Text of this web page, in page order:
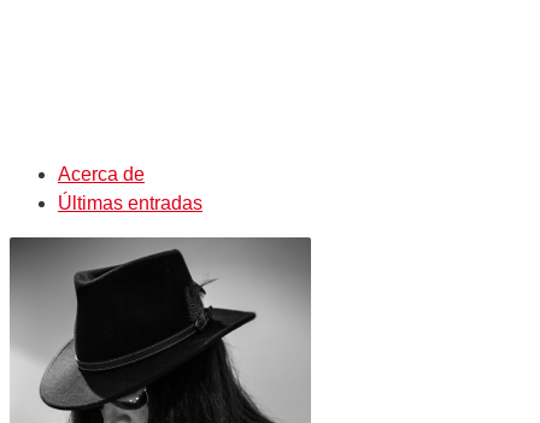
Acerca de
Últimas entradas